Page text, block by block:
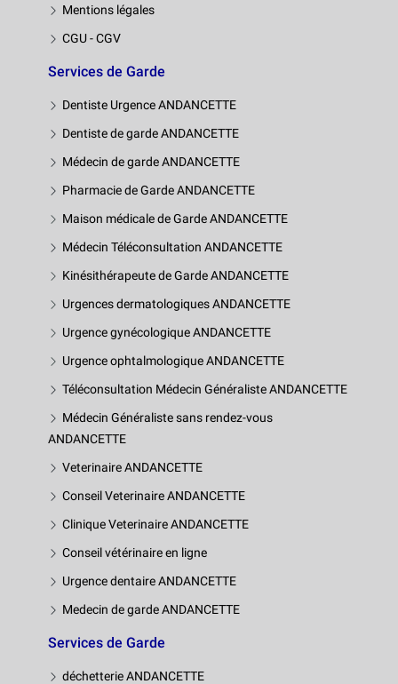
Mentions légales
CGU - CGV
Services de Garde
Dentiste Urgence ANDANCETTE
Dentiste de garde ANDANCETTE
Médecin de garde ANDANCETTE
Pharmacie de Garde ANDANCETTE
Maison médicale de Garde ANDANCETTE
Médecin Téléconsultation ANDANCETTE
Kinésithérapeute de Garde ANDANCETTE
Urgences dermatologiques ANDANCETTE
Urgence gynécologique ANDANCETTE
Urgence ophtalmologique ANDANCETTE
Téléconsultation Médecin Généraliste ANDANCETTE
Médecin Généraliste sans rendez-vous
ANDANCETTE
Veterinaire ANDANCETTE
Conseil Veterinaire ANDANCETTE
Clinique Veterinaire ANDANCETTE
Conseil vétérinaire en ligne
Urgence dentaire ANDANCETTE
Medecin de garde ANDANCETTE
Services de Garde
déchetterie ANDANCETTE